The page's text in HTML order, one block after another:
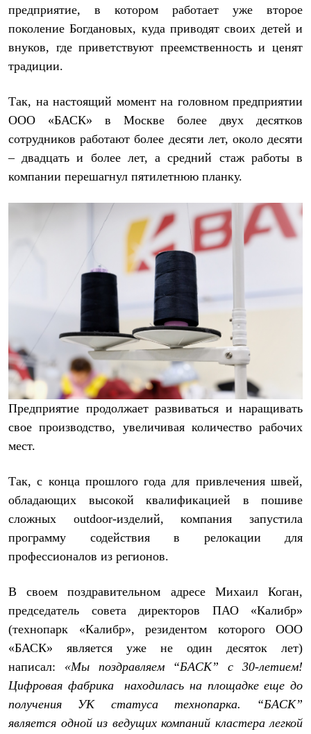
предприятие, в котором работает уже второе
поколение Богдановых, куда приводят своих детей и
внуков, где приветствуют преемственность и ценят
традиции.
Так, на настоящий момент на головном предприятии
ООО «БАСК» в Москве более двух десятков
сотрудников работают более десяти лет, около десяти
– двадцать и более лет, а средний стаж работы в
компании перешагнул пятилетнюю планку.
Предприятие продолжает развиваться и наращивать
свое производство, увеличивая количество рабочих
мест.
Так, с конца прошлого года для привлечения швей,
обладающих высокой квалификацией в пошиве
сложных
outdoor-изделий, компания запустила
программу содействия в релокации для
профессионалов из регионов.
В своем поздравительном адресе Михаил Коган,
председатель совета директоров ПАО «Калибр»
(технопарк «Калибр», резидентом которого ООО
«БАСК» является уже не один десяток лет)
написал:
«Мы поздравляем “БАСК” с 30-летием!
Цифровая фабрика находилась на площадке еще до
получения УК статуса технопарка. “БАСК”
является одной из ведущих компаний кластера легкой